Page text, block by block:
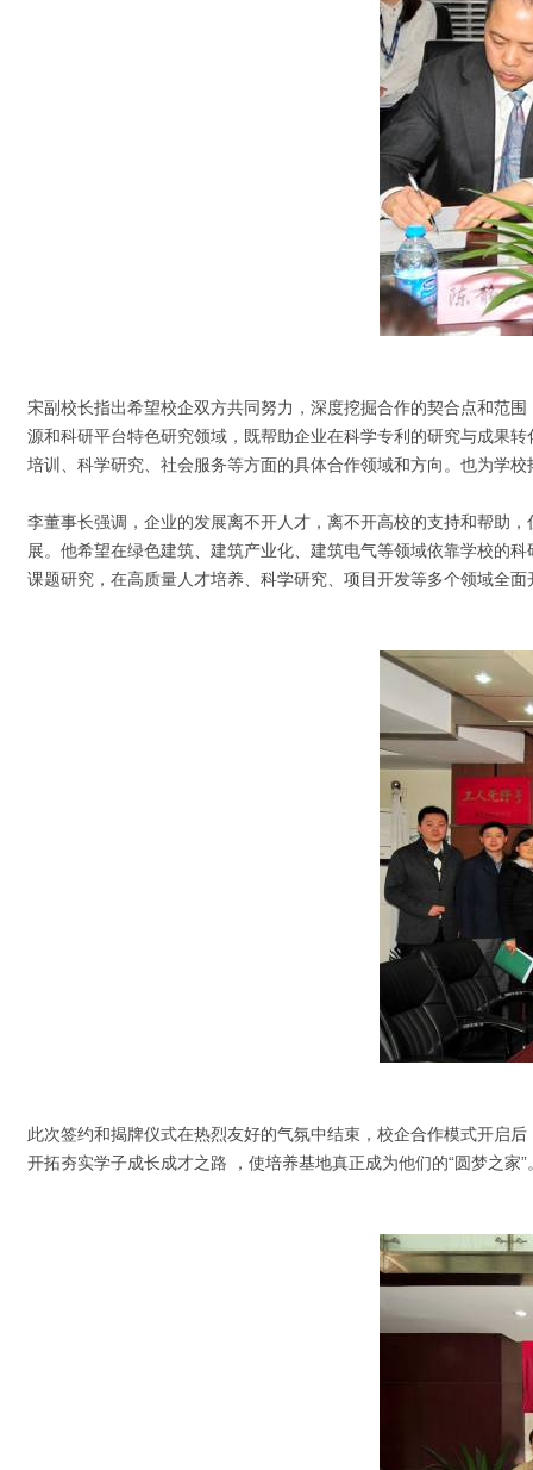
宋副校长指出希望校企双方共同努力，深度挖掘合作的契合点和范
源和科研平台特色研究领域，既帮助企业在科学专利的研究与成果
培训、科学研究、社会服务等方面的具体合作领域和方向。也为学
李董事长强调，企业的发展离不开人才，离不开高校的支持和帮助
展。他希望在绿色建筑、建筑产业化、建筑电气等领域依靠学校的
课题研究，在高质量人才培养、科学研究、项目开发等多个领域全
此次签约和揭牌仪式在热烈友好的气氛中结束，校企合作模式开启
开拓夯实学子成长成才之路 ，使培养基地真正成为他们的“圆梦之家”